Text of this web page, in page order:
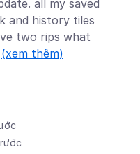
all my saved
and history tiles
two rips what
(xem thêm)